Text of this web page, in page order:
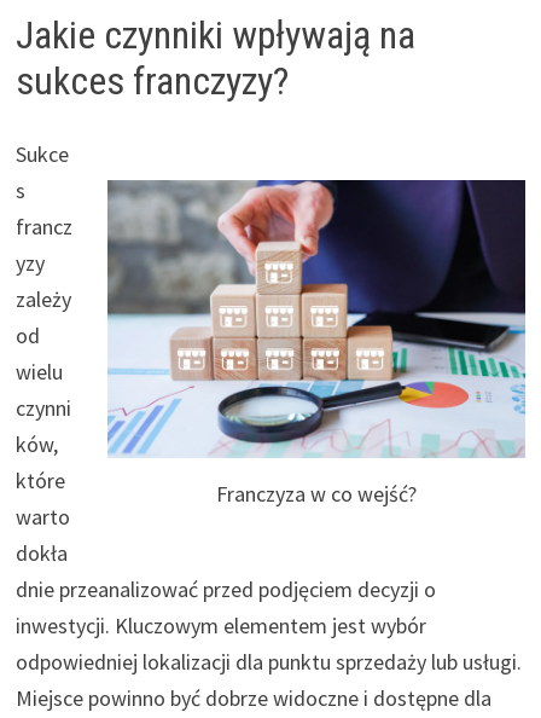
Jakie czynniki wpływają na
sukces franczyzy?
Franczyza w co wejść?
Sukce
s
francz
yzy
zależy
od
wielu
czynni
ków,
które
warto
dokła
dnie przeanalizować przed podjęciem decyzji o
inwestycji. Kluczowym elementem jest wybór
odpowiedniej lokalizacji dla punktu sprzedaży lub usługi.
Miejsce powinno być dobrze widoczne i dostępne dla